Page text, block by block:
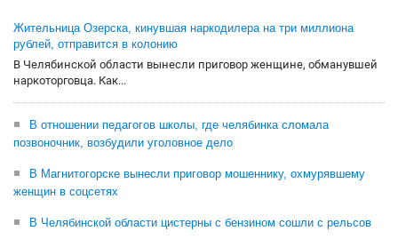
Жительница Озерска, кинувшая наркодилера на три миллиона
рублей, отправится в колонию
В Челябинской области вынесли приговор женщине, обманувшей
наркоторговца. Как...
В отношении педагогов школы, где челябинка сломала
позвоночник, возбудили уголовное дело
В Магнитогорске вынесли приговор мошеннику, охмурявшему
женщин в соцсетях
В Челябинской области цистерны с бензином сошли с рельсов